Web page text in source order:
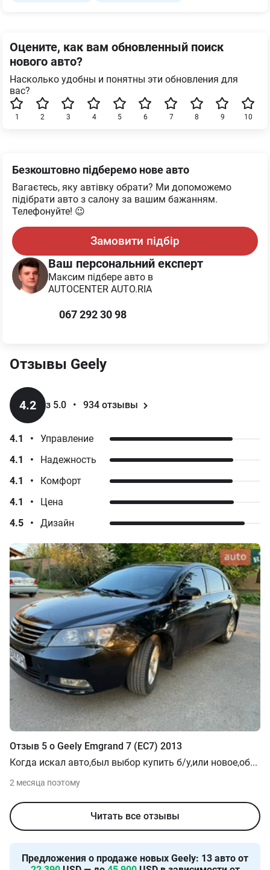
Оцените, как вам обновленный поиск
нового авто?
Насколько удобны и понятны эти обновления для
вас?
10
9
8
7
6
5
4
3
2
1
Безкоштовно підберемо нове авто
Вагаєтесь, яку автівку обрати? Ми допоможемо
підібрати авто з салону за вашим бажанням.
Телефонуйте! 😉
Замовити підбір
Ваш персональний експерт
Максим підбере авто в
AUTOCENTER AUTO.RIA
067 292 30 98
Отзывы Geely
4.2 з 5.0 • 934 отзывы
4.1 •
Управление
4.1
•
Надежность
4.1
•
Комфорт
4.1
•
Цена
4.5
• Дизайн
Отзыв 5 о Geely Emgrand 7 (EC7) 2013
Когда искал авто,был выбор купить б/у,или новое,об...
2 месяца поэтому
Читать все отзывы
Предложения о продаже новых Geely: 13 авто от